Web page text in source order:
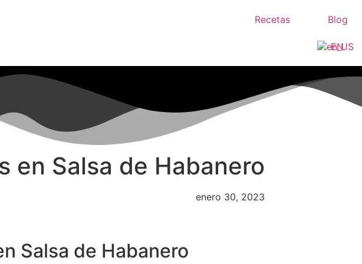
Recetas Blog
EN
en Salsa de Habanero
enero 30, 2023
Salsa de Habanero